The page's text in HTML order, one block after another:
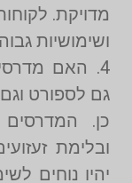
מדויקת.
ושימושיות
4. האם
גם לספורט
כן.
ובלימת
יהיו נוחים